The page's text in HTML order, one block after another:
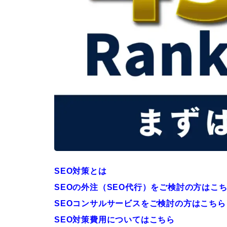
SEO対策とは
SEOの外注（SEO代行）をご検討の方はこ
SEOコンサルサービスをご検討の方はこちら
SEO対策費用についてはこちら